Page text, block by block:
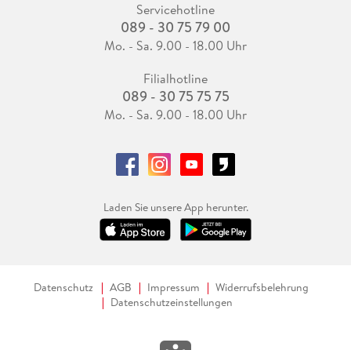
Servicehotline
089 - 30 75 79 00
Mo. - Sa. 9.00 - 18.00 Uhr
Filialhotline
089 - 30 75 75 75
Mo. - Sa. 9.00 - 18.00 Uhr
Laden Sie unsere App herunter.
Datenschutz AGB Impressum
Widerrufsbelehrung
Datenschutzeinstellungen